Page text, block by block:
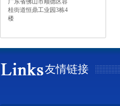
广东省佛山市顺德区容
桂街道恒鼎工业园3栋4
楼
友情链接